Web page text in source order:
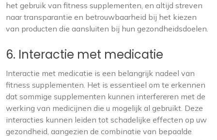
het gebruik van fitness supplementen, en altijd streven
naar transparantie en betrouwbaarheid bij het kiezen
van producten die aansluiten bij hun gezondheidsdoelen.
6. Interactie met medicatie
Interactie met medicatie is een belangrijk nadeel van
fitness supplementen. Het is essentieel om te erkennen
dat sommige supplementen kunnen interfereren met de
werking van medicijnen die u mogelijk al gebruikt. Deze
interacties kunnen leiden tot schadelijke effecten op uw
gezondheid, aangezien de combinatie van bepaalde